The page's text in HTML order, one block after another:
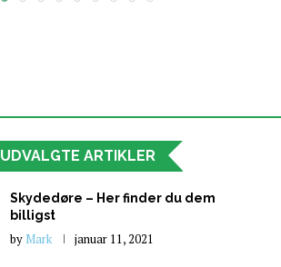
UDVALGTE ARTIKLER
Skydedøre – Her finder du dem
billigst
by Mark januar 11, 2021